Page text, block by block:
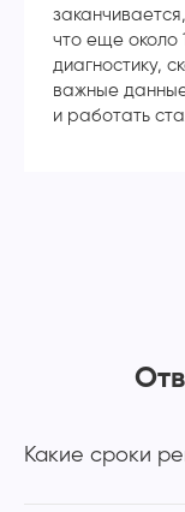
что еще около
диагностику,
важные
и работать
Какие сроки